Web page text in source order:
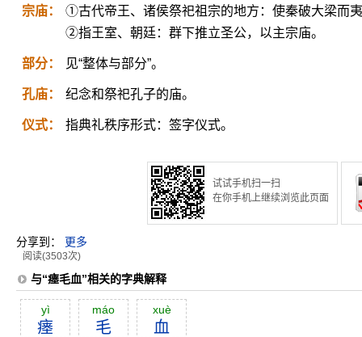
宗庙：
①古代帝王、诸侯祭祀祖宗的地方：使秦破大梁而
②指王室、朝廷：群下推立圣公，以主宗庙。
部分： 见“整体与部分”。
孔庙： 纪念和祭祀孔子的庙。
仪式： 指典礼秩序形式：签字仪式。
试试手机扫一扫
在你手机上继续浏览此页面
分享到： 更多
阅读(3503次)
与“瘗毛血”相关的字典解释
yì
瘗
máo
毛
xuè
血